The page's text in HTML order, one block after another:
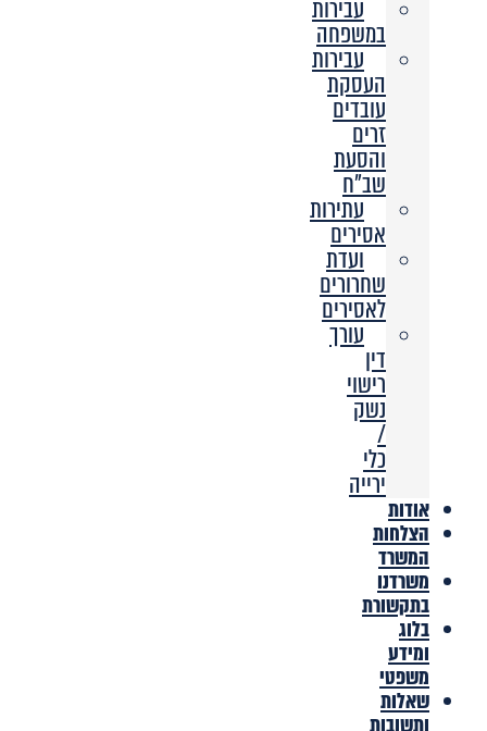
עבירות
במשפחה
עבירות
העסקת
עובדים
זרים
והסעת
שב”ח
עתירות
אסירים
ועדת
שחרורים
לאסירים
עורך
דין
רישוי
נשק
/
כלי
ירייה
אודות
הצלחות
המשרד
משרדנו
בתקשורת
בלוג
ומידע
משפטי
שאלות
ותשובות